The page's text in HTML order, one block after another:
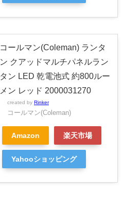
コールマン(Coleman) ランタ
ン クアッドマルチパネルラン
タン LED 乾電池式 約800ルー
メン レッド 2000031270
created by Rinker
コールマン(Coleman)
Amazon 楽天市場
Yahooショッピング